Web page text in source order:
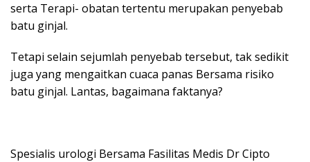
serta Terapi- obatan tertentu merupakan penyebab
batu ginjal.
Tetapi selain sejumlah penyebab tersebut, tak sedikit
juga yang mengaitkan cuaca panas Bersama risiko
batu ginjal. Lantas, bagaimana faktanya?
Spesialis urologi Bersama Fasilitas Medis Dr Cipto